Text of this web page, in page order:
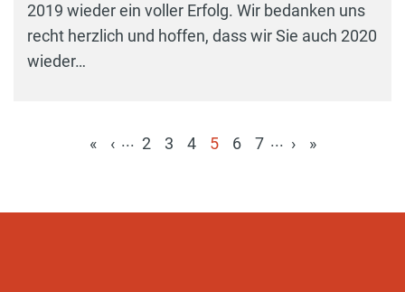
2019 wieder ein voller Erfolg. Wir bedanken uns
recht herzlich und hoffen, dass wir Sie auch 2020
wieder…
« ‹ ... 2 3 4
5
6 7 ... › »